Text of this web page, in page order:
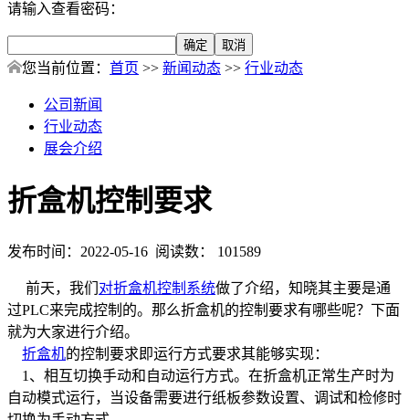
请输入查看密码：
您当前位置： 首页 >> 新闻动态 >> 行业动态
公司新闻
行业动态
展会介绍
折盒机控制要求
发布时间：2022-05-16 阅读数： 101589
前天，我们 对折盒机控制系统做了介绍，知晓其主要是通
过PLC来完成控制的。那么折盒机的控制要求有哪些呢？下面
就为大家进行介绍。
折盒机的控制要求即运行方式要求其能够实现：
1、相互切换手动和自动运行方式。在折盒机正常生产时为
自动模式运行，当设备需要进行纸板参数设置、调试和检修时